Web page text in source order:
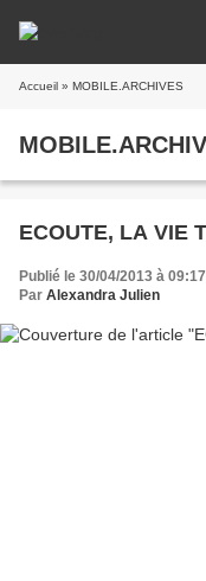
Accueil » MOBILE.ARCHIVES
ECOUTE, LA VIE
Publié le 30/04/2013 à 09:17
Par Alexandra Julien